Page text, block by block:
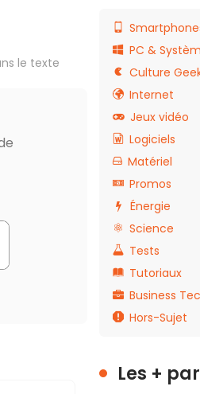
le texte
PC &
Culture
Internet
Jeux vidéo
Logiciels
Matériel
Promos
Énergie
Science
Tests
Tutoriaux
Business
Hors-Sujet
Les +